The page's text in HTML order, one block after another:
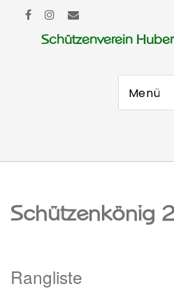
Schützenverein
Menü
Schützenkönig
Rangliste